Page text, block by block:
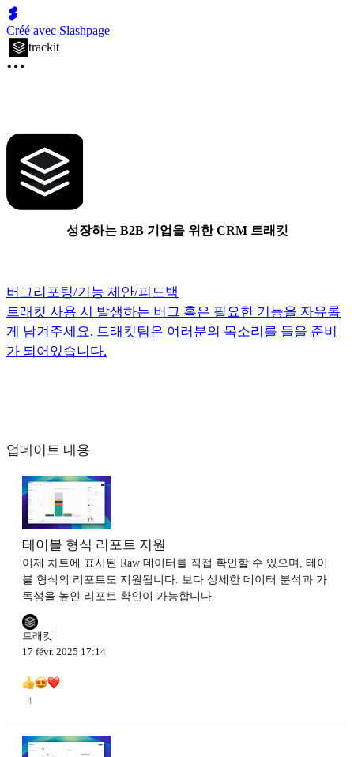
Créé avec Slashpage
trackit
성장하는 B2B 기업을 위한 CRM 트래킷
버그리포팅/기능 제안/피드백
트래킷 사용 시 발생하는 버그 혹은 필요한 기능을 자유롭
게 남겨주세요. 트래킷팀은 여러분의 목소리를 들을 준비
가 되어있습니다.
업데이트 내용
테이블 형식 리포트 지원
이제 차트에 표시된 Raw 데이터를 직접 확인할 수 있으며, 테이
블 형식의 리포트도 지원됩니다. 보다 상세한 데이터 분석과 가
독성을 높인 리포트 확인이 가능합니다
트래킷
17 févr. 2025 17:14
4